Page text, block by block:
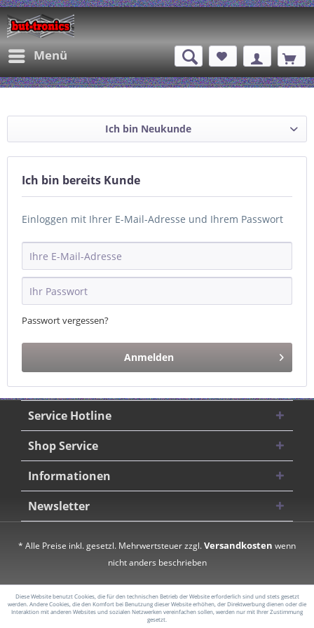
Menü
Ich bin Neukunde
Ich bin bereits Kunde
Einloggen mit Ihrer E-Mail-Adresse und Ihrem Passwort
Passwort vergessen?
Anmelden
Service Hotline
Shop Service
Informationen
Newsletter
* Alle Preise inkl. gesetzl. Mehrwertsteuer zzgl.Versandkosten wenn
nicht anders beschrieben
Diese Website benutzt Cookies, die für den technischen Betrieb der Website erforderlich sind und stets gesetzt
werden. Andere Cookies, die den Komfort bei Benutzung dieser Website erhöhen, der Direktwerbung dienen oder die
Interaktion mit anderen Websites und sozialen Netzwerken vereinfachen sollen, werden nur mit Ihrer Zustimmung
gesetzt.